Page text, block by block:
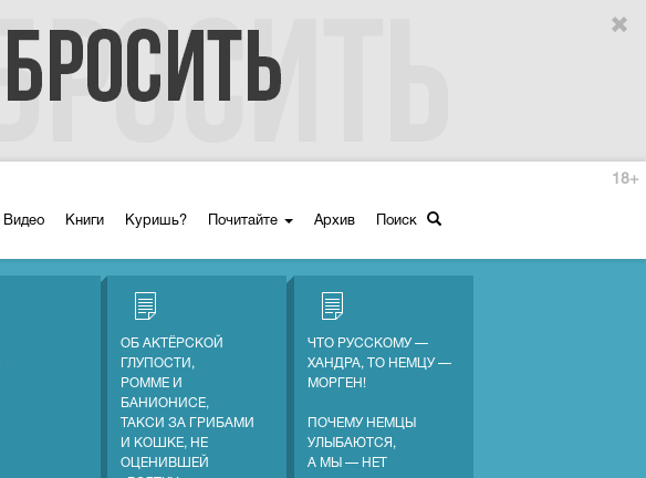
Видео Книги Куришь? Почитайте Архив Поиск
18+
ОБ АКТЁРСКОЙ
ГЛУПОСТИ,
РОММЕ И
БАНИОНИСЕ,
ТАКСИ ЗА ГРИБАМИ
И КОШКЕ, НЕ
ОЦЕНИВШЕЙ
ЧТО РУССКОМУ —
ХАНДРА, ТО НЕМЦУ —
МОРГЕН!
ПОЧЕМУ НЕМЦЫ
УЛЫБАЮТСЯ,
А МЫ — НЕТ